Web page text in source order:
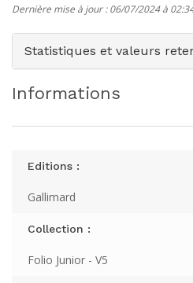
Dernière mise à jour : 06/07/2024 à
Statistiques et valeurs
Informations
Editions :
Gallimard
Collection :
Folio Junior - V5